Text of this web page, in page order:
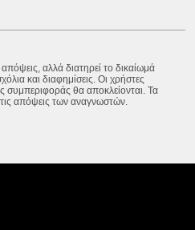
αλλά διατηρεί το δικαίωμά
και διαφημίσεις. Οι χρήστες
συμπεριφοράς θα αποκλείονται. Τα
απόψεις των αναγνωστών.